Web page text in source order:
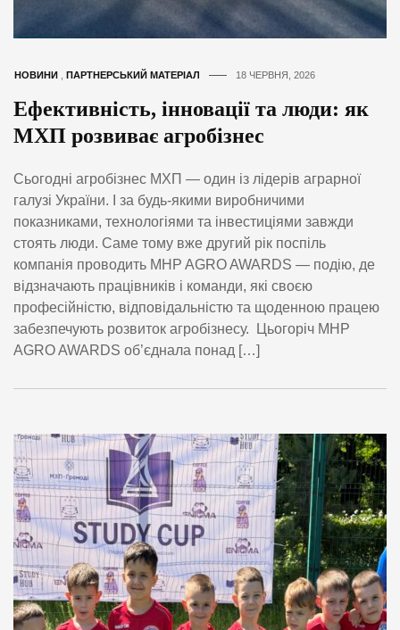
НОВИНИ ПАРТНЕРСЬКИЙ МАТЕРІАЛ 18 ЧЕРВНЯ, 2026
Ефективність, інновації та люди: як
МХП розвиває агробізнес
Сьогодні агробізнес МХП — один із лідерів аграрної
галузі України. І за будь-якими виробничими
показниками, технологіями та інвестиціями завжди
стоять люди. Саме тому вже другий рік поспіль
компанія проводить MHP AGRO AWARDS — подію, де
відзначають працівників і команди, які своєю
професійністю, відповідальністю та щоденною працею
забезпечують розвиток агробізнесу. Цьогоріч MHP
AGRO AWARDS об’єднала понад […]